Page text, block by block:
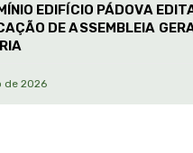
EDIFÍCIO PÁDOVA
DE ASSEMBLEIA
de 2026